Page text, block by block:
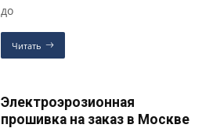
до
Читать
Электроэрозионная
прошивка на заказ в Москве